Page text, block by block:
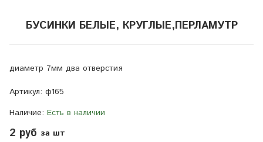
БУСИНКИ БЕЛЫЕ, КРУГЛЫЕ,ПЕРЛАМУТР
диаметр 7мм два отверстия
Артикул: ф165
Наличие: Есть в наличии
2 руб за шт